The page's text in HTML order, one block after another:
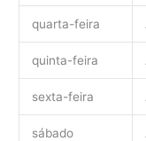
quarta-feira
quinta-feira
sexta-feira
sábado